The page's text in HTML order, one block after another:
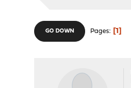
GO DOWN Pages 1